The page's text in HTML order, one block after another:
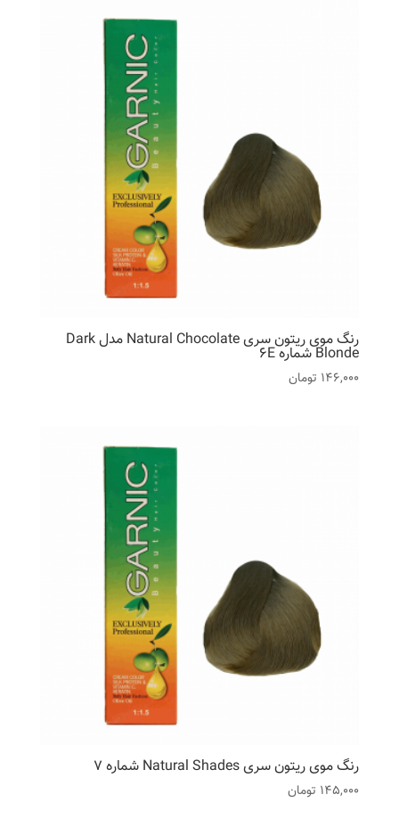
رنگ موی ریتون سری Natural Chocolate مدل Dark
Blonde شماره 6E
146,000 تومان
رنگ موی ریتون سری Natural Shades شماره 7
145,000 تومان